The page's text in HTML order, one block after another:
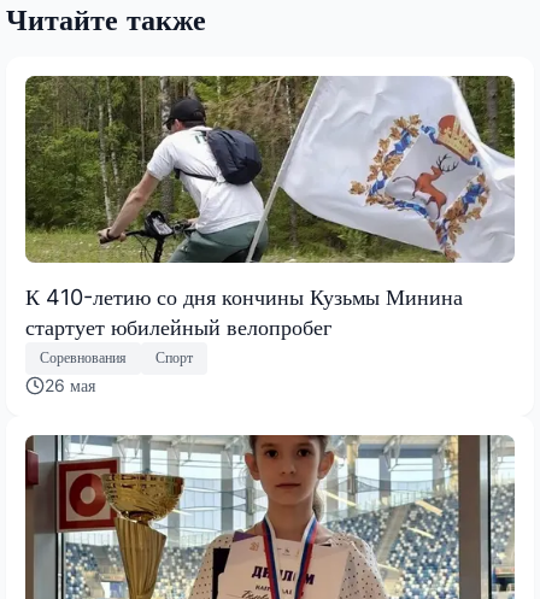
Читайте также
К 410-летию со дня кончины Кузьмы Минина
стартует юбилейный велопробег
Соревнования Спорт
26 мая